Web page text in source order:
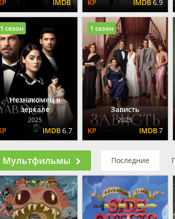
6.9
Незнакомец в
зеркале
2025
6.7
1 сезон
Зависть
2025
7
1 сезон
Мультфильмы Последние